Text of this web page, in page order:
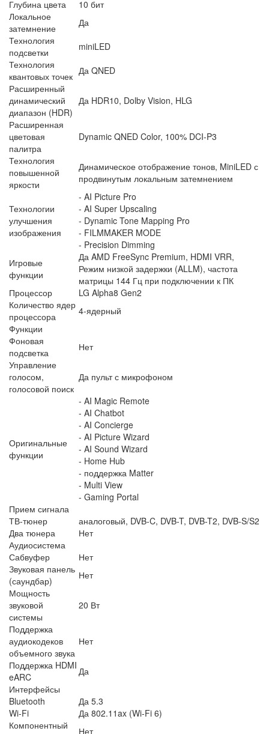
Глубина цвета
10 бит
Локальное
затемнение
Да
Технология
подсветки
miniLED
Технология
квантовых точек Да QNED
Расширенный
динамический
диапазон (HDR)
Да HDR10, Dolby Vision, HLG
Расширенная
цветовая
палитра
Dynamic QNED Color, 100% DCI-P3
Технология
повышенной
яркости
Динамическое отображение тонов, MiniLED с
продвинутым локальным затемнением
Технологии
улучшения
изображения
- AI Picture Pro
- AI Super Upscaling
- Dynamic Tone Mapping Pro
- FILMMAKER MODE
- Precision Dimming
Игровые
функции
Да AMD FreeSync Premium, HDMI VRR,
Режим низкой задержки (ALLM), частота
матрицы 144 Гц при подключении к ПК
Процессор
LG Alpha8 Gen2
Количество ядер
процессора
4-ядерный
Функции
Фоновая
подсветка
Нет
Управление
голосом,
голосовой поиск
Да пульт с микрофоном
Оригинальные
функции
- AI Magic Remote
- AI Chatbot
- AI Concierge
- AI Picture Wizard
- AI Sound Wizard
- Home Hub
- поддержка Matter
- Multi View
- Gaming Portal
Прием сигнала
ТВ-тюнер
аналоговый, DVB-C, DVB-T, DVB-T2, DVB-S/S2
Два тюнера
Нет
Аудиосистема
Сабвуфер
Нет
Звуковая панель
(саундбар)
Нет
Мощность
звуковой
системы
20 Вт
Поддержка
аудиокодеков
объемного звука
Нет
Поддержка HDMI
eARC
Да
Интерфейсы
Bluetooth
Да 5.3
Wi-Fi
Да 802.11ax (Wi-Fi 6)
Компонентный
Нет